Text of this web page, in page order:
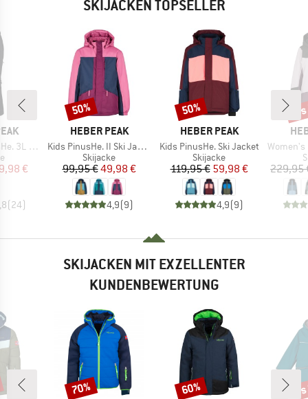
SKIJACKEN TOPSELLER
Pants
Preis
€
(24)
MARKE
HEBER PEAK
Artikel
Kids PinusHe. II Ski Jacket
Produktgruppe
Skijacke
Preis
99,95 €reduzierter Preis
49,98 €
4,9(9)
Rabatt
50%
MARKE
HEBER PEAK
Artikel
Kids PinusHe. Ski Jacket
Produktgruppe
Skijacke
Preis
119,95 €reduzierter Preis
59,98 €
4,9(9)
Rabatt
50%
Artikel
Women's
229,95
SKIJACKEN MIT EXZELLENTER
KUNDENBEWERTUNG
Rabatt
70% Rabatt
60%